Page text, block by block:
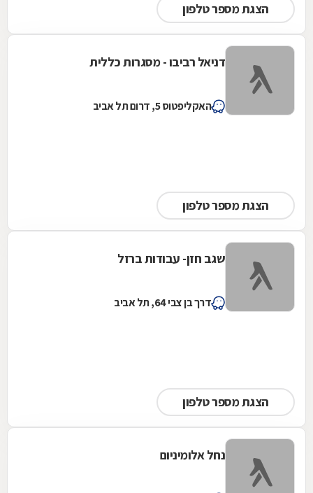
הצגת מספר טלפון
דניאל רביבו - מסגרות כללית
האקליפטוס 5, דרום תל אביב
הצגת מספר טלפון
שגב חזן- עבודות ברזל
דרך בן צבי 64, תל אביב
הצגת מספר טלפון
נחל אלומיניום